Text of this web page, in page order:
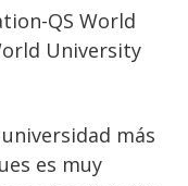
QS World
University
más
es muy